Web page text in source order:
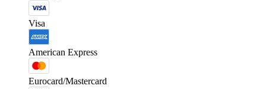
Visa
American Express
Eurocard/Mastercard